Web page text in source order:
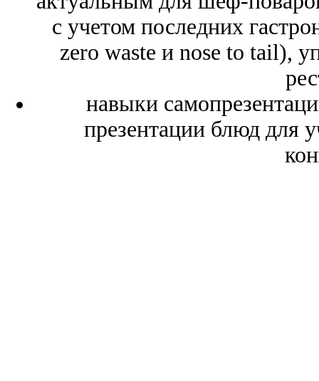
с учетом последних
zero waste и nose to tail),
навыки
презентации блюд для